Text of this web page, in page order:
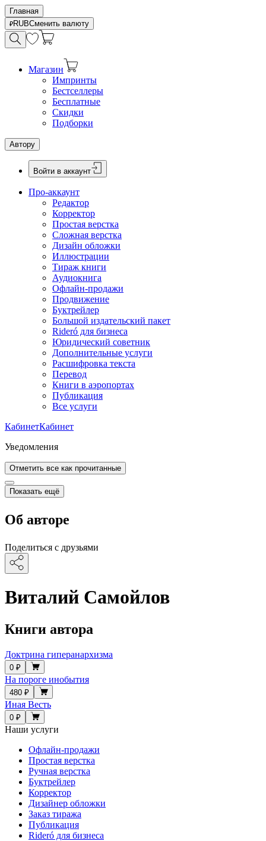
Главная
RUBСменить валюту
Магазин
Импринты
Бестселлеры
Бесплатные
Скидки
Подборки
Автору
Войти в аккаунт
Про-аккаунт
Редактор
Корректор
Простая верстка
Сложная верстка
Дизайн обложки
Иллюстрации
Тираж книги
Аудиокнига
Офлайн-продажи
Продвижение
Буктрейлер
Большой издательский пакет
Rideró для бизнеса
Юридический советник
Дополнительные услуги
Расшифровка текста
Перевод
Книги в аэропортах
Публикация
Все услуги
КабинетКабинет
Уведомления
Отметить все как прочитанные
Показать ещё
Об авторе
Поделиться с друзьями
Виталий Самойлов
Книги автора
Доктрина гиперанархизма
0 ₽
На пороге инобытия
480 ₽
Иная Весть
0 ₽
Наши услуги
Офлайн-продажи
Простая верстка
Ручная верстка
Буктрейлер
Корректор
Дизайнер обложки
Заказ тиража
Публикация
Rideró для бизнеса